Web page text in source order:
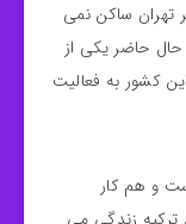
و در شهر تهران ساکن نمی
دارد و در حال حاضر یکی از
کشور به فعالیت
و هم کار